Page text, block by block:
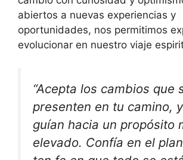
abiertos a nuevas experiencias y
oportunidades, nos permitimos
evolucionar en nuestro viaje
“Acepta los cambios que
presenten en tu camino,
guían hacia un propósito
elevado. Confía en el